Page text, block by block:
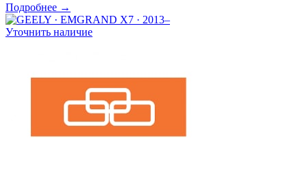
Подробнее →
Уточнить наличие